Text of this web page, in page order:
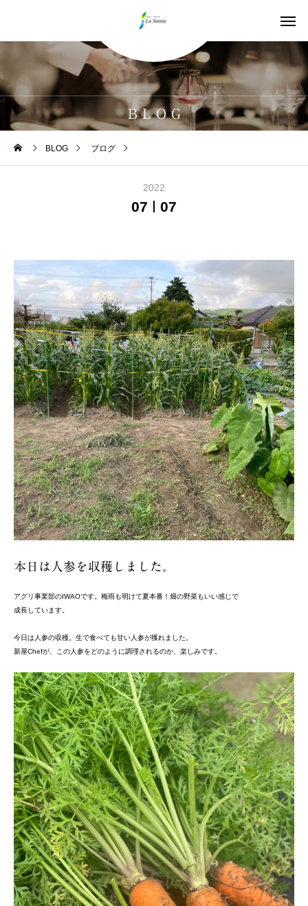
B L O G
BLOG ブログ
2022
07 07
本日は人参を収穫しました。
アグリ事業部のIWAOです。梅雨も明けて夏本番！畑の野菜もいい感じで
成長しています。
今日は人参の収穫。生で食べても甘い人参が獲れました。
新屋Chefが、この人参をどのように調理されるのか、楽しみです。